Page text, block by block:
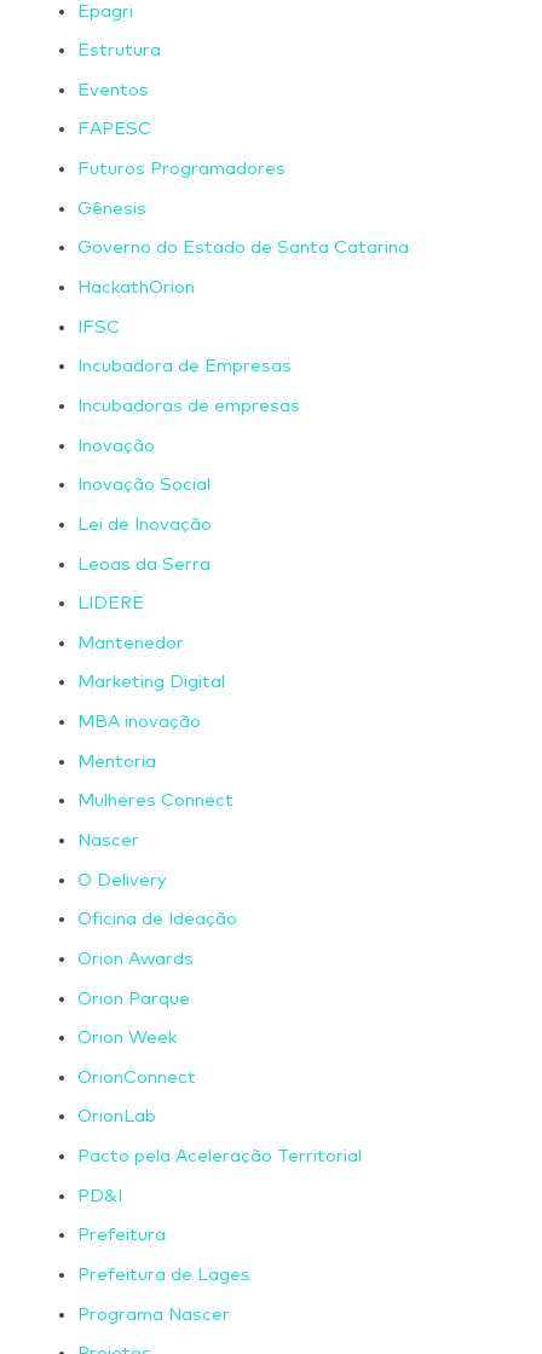
Epagri
Estrutura
Eventos
FAPESC
Futuros Programadores
Gênesis
Governo do Estado de Santa Catarina
HackathOrion
IFSC
Incubadora de Empresas
Incubadoras de empresas
Inovação
Inovação Social
Lei de Inovação
Leoas da Serra
LIDERE
Mantenedor
Marketing Digital
MBA inovação
Mentoria
Mulheres Connect
Nascer
O Delivery
Oficina de Ideação
Orion Awards
Orion Parque
Orion Week
OrionConnect
OrionLab
Pacto pela Aceleração Territorial
PD&I
Prefeitura
Prefeitura de Lages
Programa Nascer